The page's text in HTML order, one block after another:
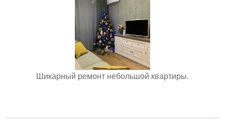
Шикарный ремонт небольшой квартиры.